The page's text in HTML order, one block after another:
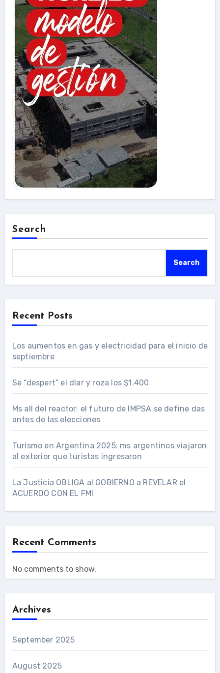
Search
Search
Recent Posts
Los aumentos en gas y electricidad para el inicio de
septiembre
Se “despert” el dlar y roza los $1.400
Ms all del reactor: el futuro de IMPSA se define das
antes de las elecciones
Turismo en Argentina 2025: ms argentinos viajaron
al exterior que turistas ingresaron
La Justicia OBLIGA al GOBIERNO a REVELAR el
ACUERDO CON EL FMI
Recent Comments
No comments to show.
Archives
September 2025
August 2025